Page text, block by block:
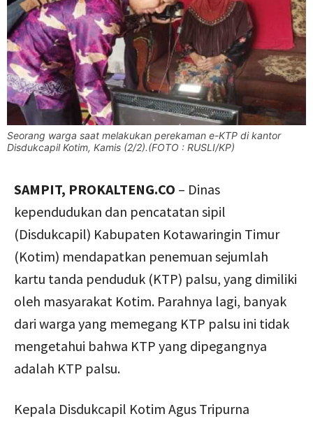
Seorang warga saat melakukan perekaman e-KTP di kantor
Disdukcapil Kotim, Kamis (2/2).(FOTO : RUSLI/KP)
SAMPIT, PROKALTENG.CO – Dinas
kependudukan dan pencatatan sipil
(Disdukcapil) Kabupaten Kotawaringin Timur
(Kotim) mendapatkan penemuan sejumlah
kartu tanda penduduk (KTP) palsu, yang dimiliki
oleh masyarakat Kotim. Parahnya lagi, banyak
dari warga yang memegang KTP palsu ini tidak
mengetahui bahwa KTP yang dipegangnya
adalah KTP palsu.
Kepala Disdukcapil Kotim Agus Tripurna